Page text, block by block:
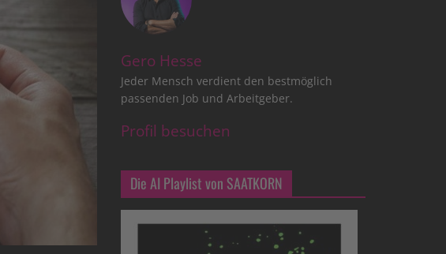
Gero Hesse
Jeder Mensch verdient den bestmöglich
passenden Job und Arbeitgeber.
Profil besuchen
Die AI Playlist von SAATKORN